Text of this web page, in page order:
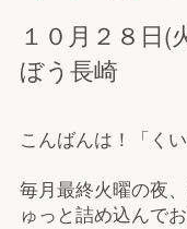
１０月２８日(
ぼう長崎
こんばんは！「く
毎月最終火曜の夜
ゅっと詰め込んで